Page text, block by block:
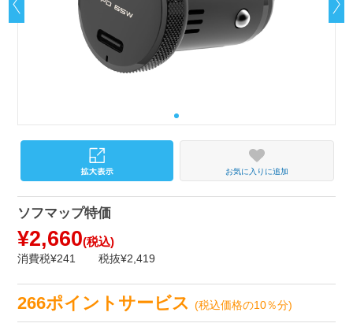
お気に入りに追加
ソフマップ特価
¥2,660(税込)
消費税¥241 税抜¥2,419
266ポイントサービス(税込価格の10％分)